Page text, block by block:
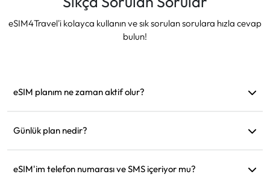
eSIM4Travel'i kolayca kullanın ve sık sorulan sorulara hızla cevap
bulun!
eSIM planım ne zaman aktif olur?
Hareket etmeden önce yüklemenizi öneririz.
Günlük plan nedir?
kadar geçerli olur. Günlük veri miktarını tükettiğinizde hız
eSIM'im telefon numarası ve SMS içeriyor mu?